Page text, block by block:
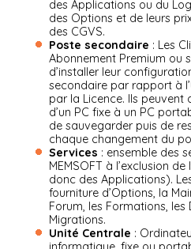
des Applications ou du
des Options et de leurs
des CGVS.
Poste secondaire : Les
Abonnement Premium ou
d’installer leur
secondaire par rapport à
par la Licence. Ils peuvent
d’un PC fixe à un PC
de sauvegarder puis de
chaque changement du
Services : ensemble des
MEMSOFT à l’exclusion
donc des Applications).
fourniture d’Options, la
Forum, les Formations,
Migrations.
Unité Centrale :